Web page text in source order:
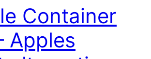
Container
Apples